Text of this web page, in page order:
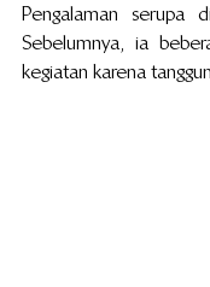
Pengalaman serupa
Sebelumnya, ia
kegiatan karena